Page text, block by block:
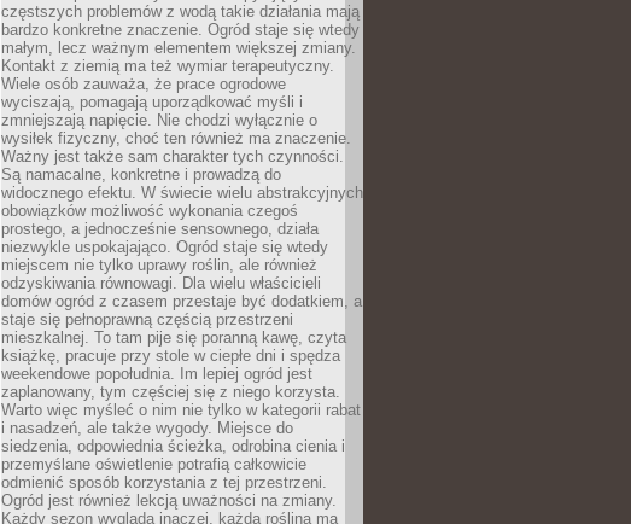
częstszych problemów z wodą takie działania mają
bardzo konkretne znaczenie. Ogród staje się wtedy
małym, lecz ważnym elementem większej zmiany.
Kontakt z ziemią ma też wymiar terapeutyczny.
Wiele osób zauważa, że prace ogrodowe
wyciszają, pomagają uporządkować myśli i
zmniejszają napięcie. Nie chodzi wyłącznie o
wysiłek fizyczny, choć ten również ma znaczenie.
Ważny jest także sam charakter tych czynności.
Są namacalne, konkretne i prowadzą do
widocznego efektu. W świecie wielu abstrakcyjnych
obowiązków możliwość wykonania czegoś
prostego, a jednocześnie sensownego, działa
niezwykle uspokajająco. Ogród staje się wtedy
miejscem nie tylko uprawy roślin, ale również
odzyskiwania równowagi. Dla wielu właścicieli
domów ogród z czasem przestaje być dodatkiem, a
staje się pełnoprawną częścią przestrzeni
mieszkalnej. To tam pije się poranną kawę, czyta
książkę, pracuje przy stole w ciepłe dni i spędza
weekendowe popołudnia. Im lepiej ogród jest
zaplanowany, tym częściej się z niego korzysta.
Warto więc myśleć o nim nie tylko w kategorii rabat
i nasadzeń, ale także wygody. Miejsce do
siedzenia, odpowiednia ścieżka, odrobina cienia i
przemyślane oświetlenie potrafią całkowicie
odmienić sposób korzystania z tej przestrzeni.
Ogród jest również lekcją uważności na zmiany.
Każdy sezon wygląda inaczej, każda roślina ma